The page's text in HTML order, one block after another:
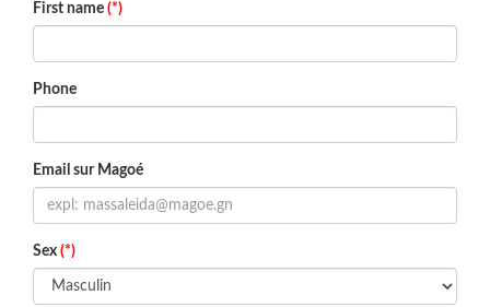
First name (*)
Phone
Email sur Magoé
Sex (*)